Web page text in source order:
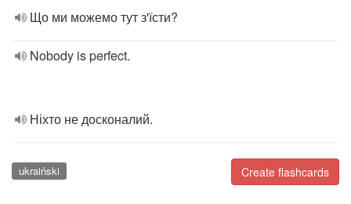
Що ми можемо тут з'їсти?
Nobody is perfect.
Ніхто не досконалий.
Create flashcards
ukraiński